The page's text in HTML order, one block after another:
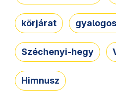
körjárat
Széchenyi-hegy
Himnusz